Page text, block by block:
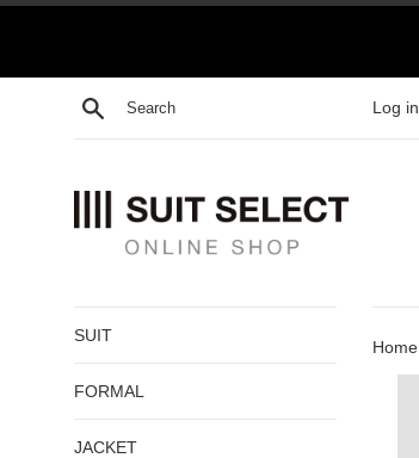
Skip
Search
Log in
SUIT
FORMAL
JACKET
Home